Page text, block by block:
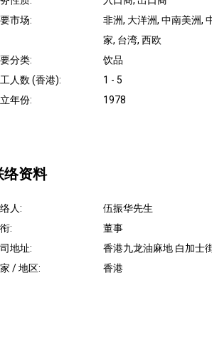
市场:
非洲, 大洋洲, 中南美洲,
家, 台湾, 西欧
分类:
饮品
人数 (香港):
1 - 5
年份: 1978
络资料
人:
伍振华先生
:
董事
地址:
香港九龙油麻地 白加士
/ 地区: 香港